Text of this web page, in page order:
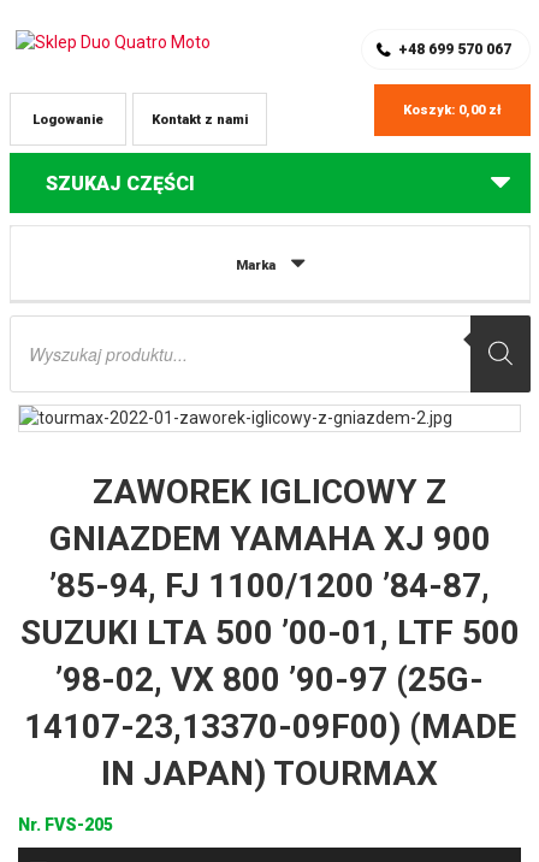
+48 699 570 067
Kontakt z nami
Logowanie
Koszyk: 0,00 zł
SZUKAJ CZĘŚCI
Marka
Wyszukiwarka
Części do quadów Suzuki
01, LTF 500 ’98-02, VX 800 ’90-97 (25G-14107-23,13370-09F00) (MADE IN
ZAWOREK IGLICOWY Z
GNIAZDEM YAMAHA XJ 900
’85-94, FJ 1100/1200 ’84-87,
SUZUKI LTA 500 ’00-01, LTF 500
’98-02, VX 800 ’90-97 (25G-
14107-23,13370-09F00) (MADE
IN JAPAN) TOURMAX
Nr. FVS-205